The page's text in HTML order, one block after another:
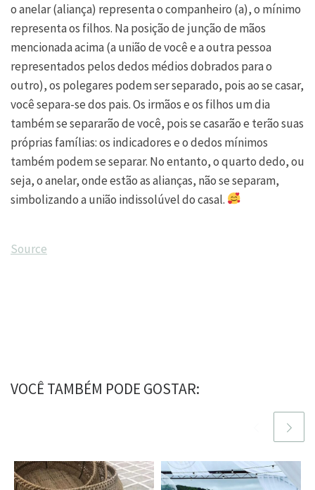
o anelar (aliança) representa o companheiro (a), o mínimo
representa os filhos. Na posição de junção de mãos
mencionada acima (a união de você e a outra pessoa
representados pelos dedos médios dobrados para o
outro), os polegares podem ser separado, pois ao se casar,
você separa-se dos pais. Os irmãos e os filhos um dia
também se separarão de você, pois se casarão e terão suas
próprias famílias: os indicadores e o dedos mínimos
também podem se separar. No entanto, o quarto dedo, ou
seja, o anelar, onde estão as alianças, não se separam,
simbolizando a união indissolúvel do casal.
Source
VOCÊ TAMBÉM PODE GOSTAR: